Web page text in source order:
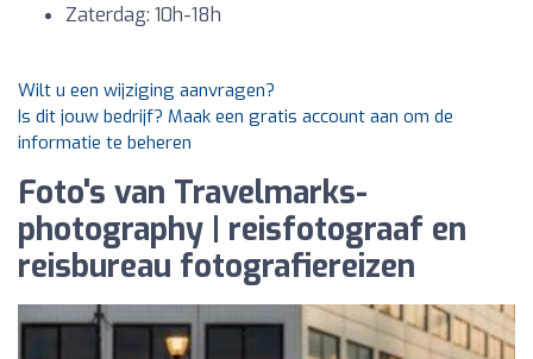
Zaterdag: 10h-18h
Wilt u een wijziging aanvragen?
Is dit jouw bedrijf? Maak een gratis account aan om de
informatie te beheren
Foto's van Travelmarks-
photography | reisfotograaf en
reisbureau fotografiereizen